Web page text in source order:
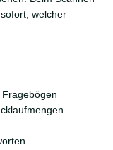
welcher